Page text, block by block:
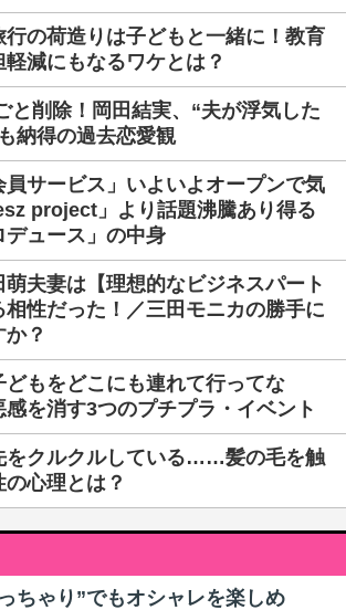
行の荷造りは子どもと一緒に！教育
減にもなるワケとは？
と削除！岡田結実、“夫が浮気した
納得の過去恋愛観
サービス」いよいよオープンで気
project」より話題沸騰あり得る
デュース」の中身
夫妻は【理想的なビジネスパート
性だった！／三田モニカの勝手に
？
どもをどこにも連れて行ってな
を消す3つのプチプラ・イベント
をクルクルしている……髪の毛を触
心理とは？
ちゃり”でもオシャレを楽しめ